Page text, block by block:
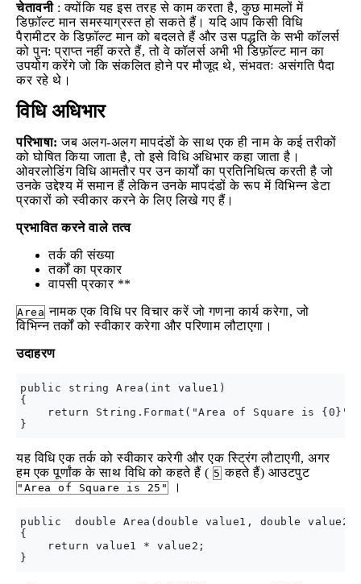
चेतावनी: क्योंकि यह इस तरह से काम करता है, कुछ मामलों में
डिफ़ॉल्ट मान समस्याग्रस्त हो सकते हैं। यदि आप किसी विधि
पैरामीटर के डिफ़ॉल्ट मान को बदलते हैं और उस पद्धति के सभी कॉलर्स
को पुन: प्राप्त नहीं करते हैं, तो वे कॉलर्स अभी भी डिफ़ॉल्ट मान का
उपयोग करेंगे जो कि संकलित होने पर मौजूद थे, संभवतः असंगति पैदा
कर रहे थे।
विधि अधिभार
परिभाषा: जब अलग-अलग मापदंडों के साथ एक ही नाम के कई तरीकों
को घोषित किया जाता है, तो इसे विधि अधिभार कहा जाता है।
ओवरलोडिंग विधि आमतौर पर उन कार्यों का प्रतिनिधित्व करती है जो
उनके उद्देश्य में समान हैं लेकिन उनके मापदंडों के रूप में विभिन्न डेटा
प्रकारों को स्वीकार करने के लिए लिखे गए हैं।
प्रभावित करने वाले तत्व
तर्क की संख्या
तर्कों का प्रकार
वापसी प्रकार **
Area नामक एक विधि पर विचार करें जो गणना कार्य करेगा, जो
विभिन्न तर्कों को स्वीकार करेगा और परिणाम लौटाएगा।
उदाहरण
public string Area(int value1)
{
return String.Format("Area of Square is {0}",
यह विधि एक तर्क को स्वीकार करेगी और एक स्ट्रिंग लौटाएगी, अगर
हम एक पूर्णांक के साथ विधि को कहते हैं ( 5 कहते हैं) आउटपुट
"Area of Square is 25" ।
public  double Area(double value1, double value2)
{
    return value1 * value2;